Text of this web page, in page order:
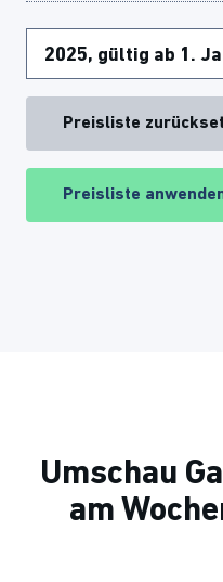
Preisliste
Preisliste
Umschau
am